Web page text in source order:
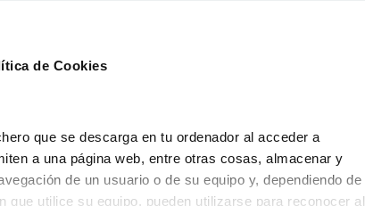
de Cookies
que se descarga en tu ordenador al acceder a
a una página web, entre otras cosas, almacenar y
de un usuario o de su equipo y, dependiendo de
que utilice su equipo, pueden utilizarse para reconocer al